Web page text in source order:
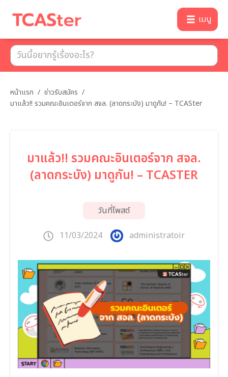
เมนู
หน้าแรก / ข่าวรับสมัคร /
มาแล้ว!! รวมคณะอินเตอร์จาก สจล. (ลาดกระบัง) มาดูกัน! – TCASter
มาแล้ว!! รวมคณะอินเตอร์จาก สจล.
(ลาดกระบัง) มาดูกัน! – TCASTER
วันที่โพสต์
11/03/2024 administratoir